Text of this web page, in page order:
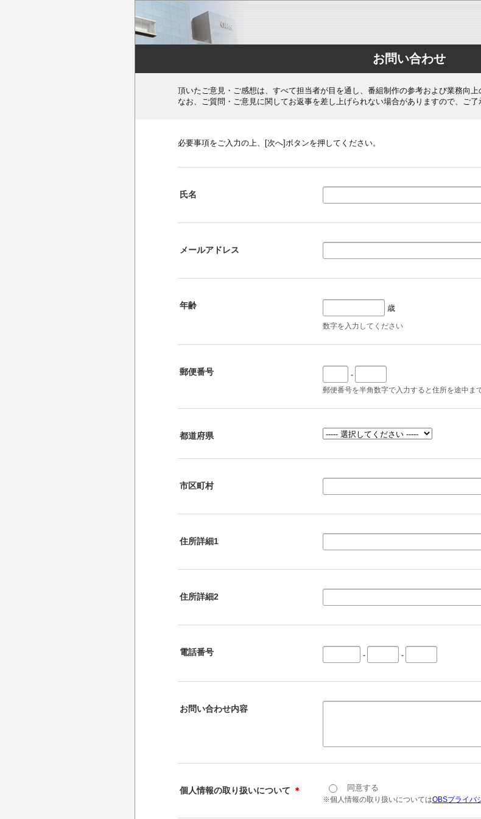
お問い合わせ
頂いたご意見・ご感想は、すべて担当者が目を通し、番組制作の参考および業務向上
なお、ご質問・ご意見に関してお返事を差し上げられない場合がありますので、ご了
必要事項をご入力の上、[次へ]ボタンを押してください。
氏名
メールアドレス
年齢 歳
数字を入力してください
郵便番号 -
郵便番号を半角数字で入力すると住所を途中ま
都道府県
市区町村
住所詳細1
住所詳細2
電話番号 - -
お問い合わせ内容
個人情報の取り扱いについて ＊ 同意する
※個人情報の取り扱いについてはOBSプライバ